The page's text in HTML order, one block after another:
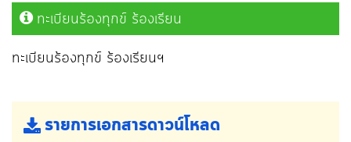
ทะเบียนร้องทุกข์ ร้องเรียน
ทะเบียนร้องทุกข์ ร้องเรียนฯ
รายการเอกสารดาวน์โหลด